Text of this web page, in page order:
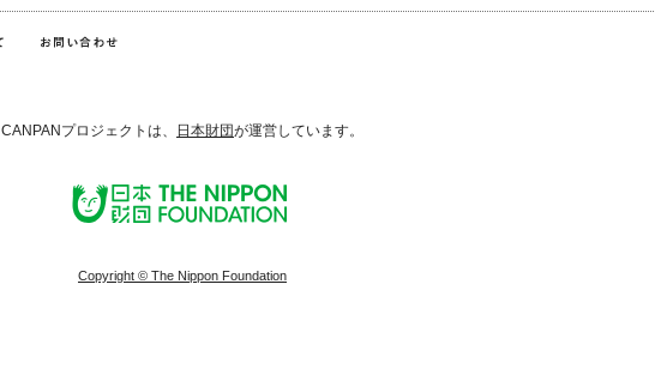
CANPANプロジェクトは、 日本財団が運営しています。
Copyright © The Nippon Foundation